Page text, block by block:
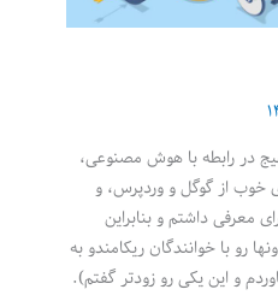
در رابطه با هوش مصنوعی،
خوب از گوگل و وردپرس، و
داشتم و بنابراین
رو با خوانندگان ریکامندو به
و این یکی رو زودتر گفتم).